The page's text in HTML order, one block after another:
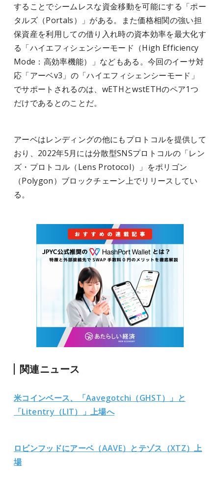
することでシームレスな資金移動を可能にする「ポー
タルズ（Portals）」がある。また価格相関の強い担
保資産を利用しての借り入れ時の資本効率を最大化す
る「ハイエフィシェンシーモード（High Efficiency
Mode：高効率機能）」などもある。今回のイーサ対
応「アーベv3」の「ハイエフィシェンシーモード」
でサポートされるのは、wETHとwstETHのペア1つ
だけであるとのことだ。
アーベはレンディングの他にもプロトコルを提供して
おり、2022年5月には分散型SNSプロトコルの「レン
ズ・プロトコル（Lens Protocol）」をポリゴン
（Polygon）ブロックチェーン上でリリースしてい
る。
関連ニュース
米コインベース、「Aavegotchi（GHST）」と
「Litentry（LIT）」上場へ
ロビンフッドにアーベ（AAVE）とテゾス（XTZ）上
場